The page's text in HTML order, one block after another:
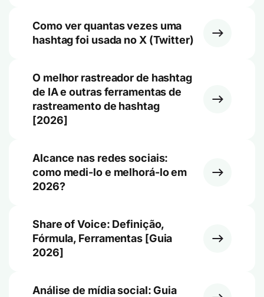
Como ver quantas vezes uma
hashtag foi usada no X (Twitter)
O melhor rastreador de hashtag
de IA e outras ferramentas de
rastreamento de hashtag
[2026]
Alcance nas redes sociais:
como medi-lo e melhorá-lo em
2026?
Share of Voice: Definição,
Fórmula, Ferramentas [Guia
2026]
Análise de mídia social: Guia